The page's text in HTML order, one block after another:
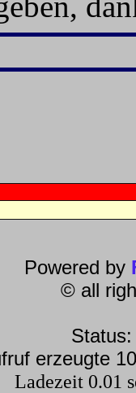
Powered by
© all
erzeugte
Ladezeit 0.01